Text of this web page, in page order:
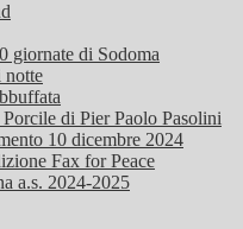
giornate di Sodoma
notte
di Pier Paolo Pasolini
10 dicembre 2024
Fax for Peace
a.s. 2024-2025